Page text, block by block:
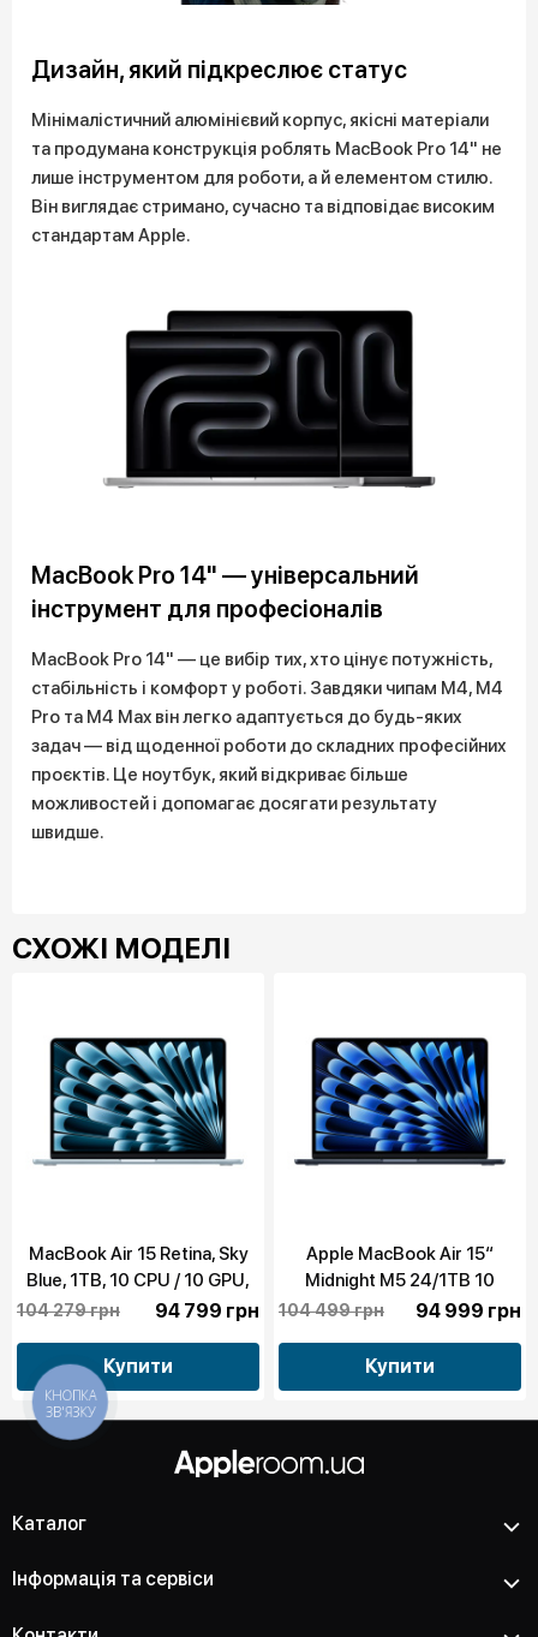
Дизайн, який підкреслює статус
Мінімалістичний алюмінієвий корпус, якісні матеріали
та продумана конструкція роблять MacBook Pro 14" не
лише інструментом для роботи, а й елементом стилю.
Він виглядає стримано, сучасно та відповідає високим
стандартам Apple.
MacBook Pro 14" — універсальний
інструмент для професіоналів
MacBook Pro 14" — це вибір тих, хто цінує потужність,
стабільність і комфорт у роботі. Завдяки чипам M4, M4
Pro та M4 Max він легко адаптується до будь-яких
задач — від щоденної роботи до складних професійних
проєктів. Це ноутбук, який відкриває більше
можливостей і допомагає досягати результату
швидше.
СХОЖІ МОДЕЛІ
MacBook Air 15 Retina, Sky
Blue, 1TB, 10 CPU / 10 GPU,
24GB RAM with Apple M5
104 279 грн 94 799 грн
Купити
Apple MacBook Air 15“
Midnight M5 24/1TB 10
CPU/10 GPU 2026 (MDVN4)
104 499 грн 94 999 грн
Купити
Каталог
Інформація та сервіси
КНОПКА
ЗВ'ЯЗКУ